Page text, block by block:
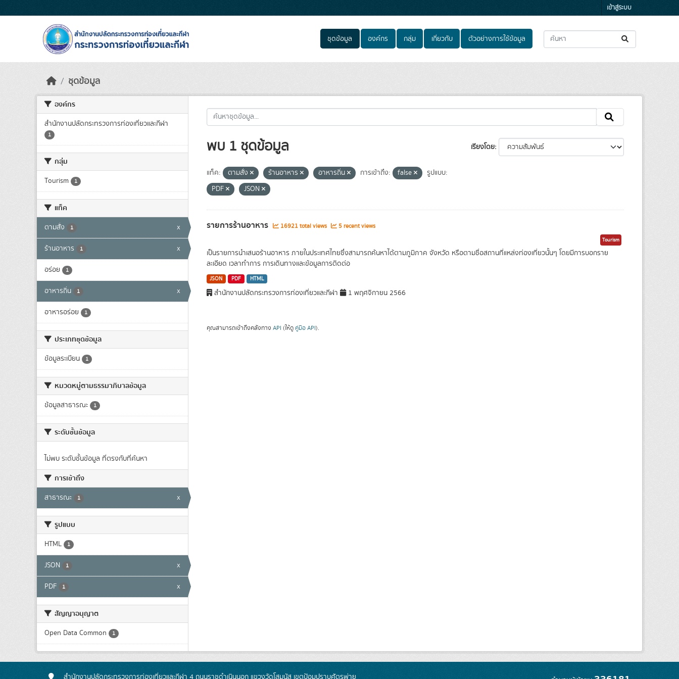
เข้าสู่ระบบ
ชุดข้อมูล องค์กร กลุ่ม เกี่ยวกับ ตัวอย่างการใช้ข้อมูล
ชุดข้อมูล
องค์กร
สำนักงานปลัดกระทรวงการท่องเที่ยวและกีฬา
1
กลุ่ม
Tourism 1
แท็ค
ตามสั่ง 1 x
ร้านอาหาร 1 x
อร่อย 1
อาหารถิ่น 1 x
อาหารอร่อย 1
ประเภทชุดข้อมูล
ข้อมูลระเบียน 1
หมวดหมู่ตามธรรมาภิบาลข้อมูล
ข้อมูลสาธารณะ 1
ระดับชั้นข้อมูล
ไม่พบ ระดับชั้นข้อมูล ที่ตรงกับที่ค้นหา
การเข้าถึง
สาธารณะ 1 x
รูปแบบ
HTML 1
JSON 1 x
PDF 1 x
สัญญาอนุญาต
Open Data Common 1
เรียงโดย
พบ 1 ชุดข้อมูล
แท็ค: ตามสั่ง ร้านอาหาร อาหารถิ่น การเข้าถึง: false
รูปแบบ:
PDF
JSON
รายการร้านอาหาร 16921 total views 5 recent views
Tourism
เป็นรายการนำเสนอร้านอาหาร ภายในประเทศไทยซึ่งสามารถค้นหาได้ตามภูมิภาค จังหวัด หรือตามชื่อสถานที่แหล่งท่องเที่ยวนั้นๆ โดยมีการบอกราย
ละเอียด เวลาทำการ การเดินทางและข้อมูลการติดต่อ
JSON PDF HTML
สำนักงานปลัดกระทรวงการท่องเที่ยวและกีฬา 1 พฤศจิกายน 2566
คุณสามารถเข้าถึงคลังทาง API (ให้ดู คู่มือ API).
สำนักงานปลัดกระทรวงการท่องเที่ยวและกีฬา 4 ถนนราชดำเนินนอก แขวงวัดโสมนัส เขตป้อมปราบศัตรูพ่าย